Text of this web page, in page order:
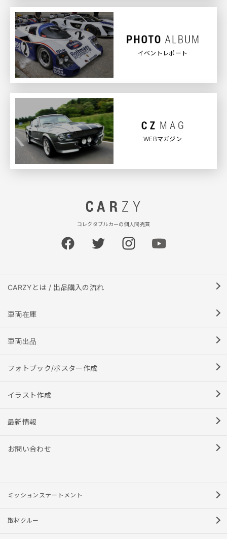
イベントレポート
WEBマガジン
コレクタブルカーの個人間売買
CARZYとは / 出品購入の流れ
車両在庫
車両出品
フォトブック/ポスター作成
イラスト作成
最新情報
お問い合わせ
ミッションステートメント
取材クルー